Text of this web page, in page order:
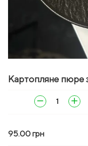
Картопляне пюре
remove add
95.00 грн